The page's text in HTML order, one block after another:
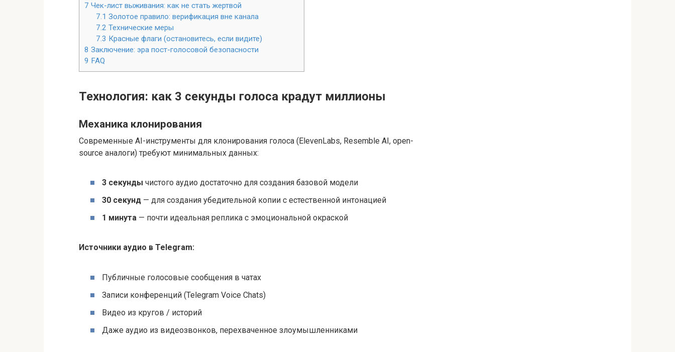
7 Чек-лист выживания: как не стать жертвой
7.1 Золотое правило: верификация вне канала
7.2 Технические меры
7.3 Красные флаги (остановитесь, если видите)
8 Заключение: эра пост-голосовой безопасности
9 FAQ
Технология: как 3 секунды голоса крадут миллионы
Механика клонирования
Современные AI-инструменты для клонирования голоса (ElevenLabs, Resemble AI, open-
source аналоги) требуют минимальных данных:
3 секунды чистого аудио достаточно для создания базовой модели
30 секунд — для создания убедительной копии с естественной интонацией
1 минута — почти идеальная реплика с эмоциональной окраской
Источники аудио в Telegram:
Публичные голосовые сообщения в чатах
Записи конференций (Telegram Voice Chats)
Видео из кругов / историй
Даже аудио из видеозвонков, перехваченное злоумышленниками